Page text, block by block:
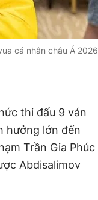
cá nhân châu Á 2026
thi đấu 9 ván
hưởng lớn đến
Trần Gia Phúc
Abdisalimov